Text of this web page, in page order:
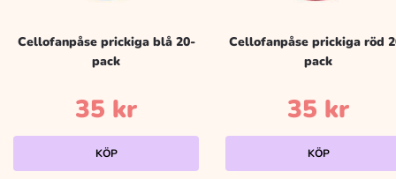
Cellofanpåse prickiga blå 20-
pack
35 kr
KÖP
Cellofanpåse prickiga röd
pack
35 kr
KÖP